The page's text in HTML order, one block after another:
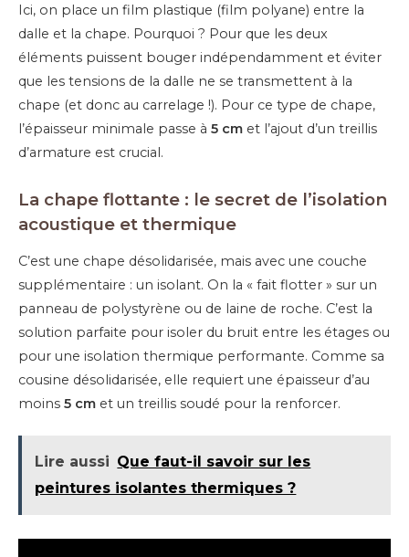
Ici, on place un film plastique (film polyane) entre la
dalle et la chape. Pourquoi ? Pour que les deux
éléments puissent bouger indépendamment et éviter
que les tensions de la dalle ne se transmettent à la
chape (et donc au carrelage !). Pour ce type de chape,
l’épaisseur minimale passe à 5 cm et l’ajout d’un treillis
d’armature est crucial.
La chape flottante : le secret de l’isolation
acoustique et thermique
C’est une chape désolidarisée, mais avec une couche
supplémentaire : un isolant. On la « fait flotter » sur un
panneau de polystyrène ou de laine de roche. C’est la
solution parfaite pour isoler du bruit entre les étages ou
pour une isolation thermique performante. Comme sa
cousine désolidarisée, elle requiert une épaisseur d’au
moins 5 cm et un treillis soudé pour la renforcer.
Lire aussi Que faut-il savoir sur les
peintures isolantes thermiques ?